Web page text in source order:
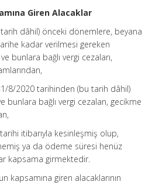
Giren Alacaklar
dâhil) önceki dönemlere, beyana
kadar verilmesi gereken
bunlara bağlı vergi cezaları,
8/2020 tarihinden (bu tarih dâhil)
bunlara bağlı vergi cezalan, gecikme
tarihi itibarıyla kesinleşmiş olup,
ya da ödeme süresi henüz
kapsama girmektedir.
kapsamına giren alacaklarının